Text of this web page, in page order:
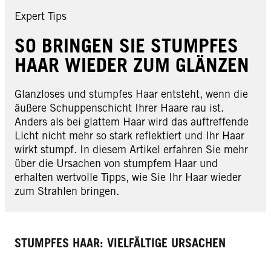
Expert Tips
SO BRINGEN SIE STUMPFES
HAAR WIEDER ZUM GLÄNZEN
Glanzloses und stumpfes Haar entsteht, wenn die
äußere Schuppenschicht Ihrer Haare rau ist.
Anders als bei glattem Haar wird das auftreffende
Licht nicht mehr so stark reflektiert und Ihr Haar
wirkt stumpf. In diesem Artikel erfahren Sie mehr
über die Ursachen von stumpfem Haar und
erhalten wertvolle Tipps, wie Sie Ihr Haar wieder
zum Strahlen bringen.
STUMPFES HAAR: VIELFÄLTIGE URSACHEN